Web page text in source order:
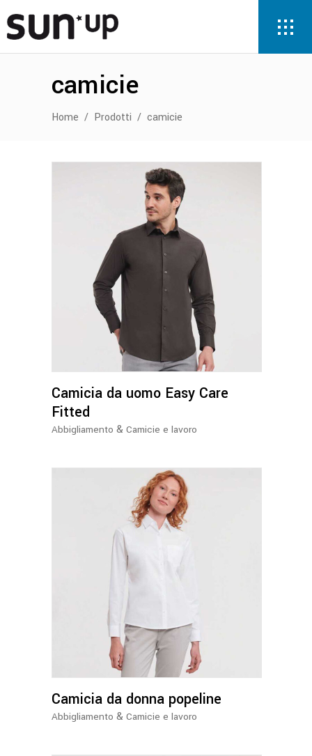
camicie
Home / Prodotti / camicie
Questo
prodotto
ha
più
Le
opzioni
possono
scelte
del
prodotto
Camicia da uomo Easy Care
Fitted
Abbigliamento & Camicie e lavoro
più
varianti.
Le
opzioni
possono
essere
Camicia da donna popeline
Abbigliamento & Camicie e lavoro